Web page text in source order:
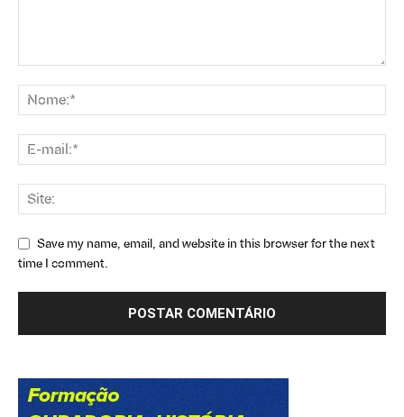
Save my name, email, and website in this browser for the next
time I comment.